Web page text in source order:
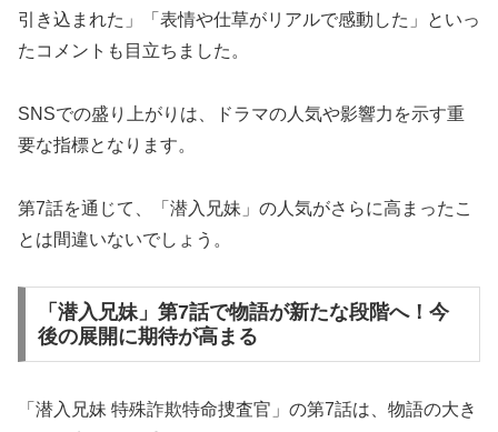
引き込まれた」「表情や仕草がリアルで感動した」といっ
たコメントも目立ちました。
SNSでの盛り上がりは、ドラマの人気や影響力を示す重
要な指標となります。
第7話を通じて、「潜入兄妹」の人気がさらに高まったこ
とは間違いないでしょう。
「潜入兄妹」第7話で物語が新たな段階へ！今
後の展開に期待が高まる
「潜入兄妹 特殊詐欺特命捜査官」の第7話は、物語の大き